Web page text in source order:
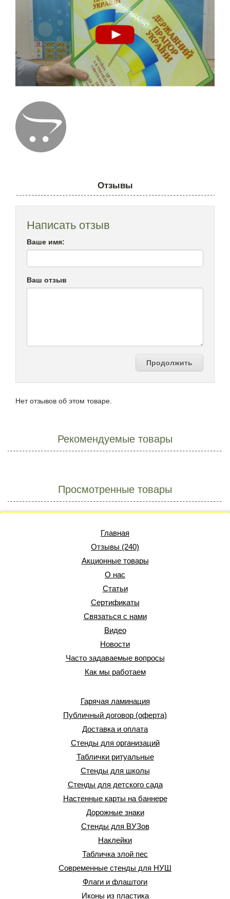
Отзывы
Написать отзыв
Ваше имя:
Ваш отзыв
Продолжить
Нет отзывов об этом товаре.
Рекомендуемые товары
Просмотренные товары
Главная
Отзывы (240)
Акционные товары
О нас
Статьи
Сертификаты
Связаться с нами
Видео
Новости
Часто задаваемые вопросы
Как мы работаем
Гарячая ламинация
Публичный договор (оферта)
Доставка и оплата
Стенды для организаций
Таблички ритуальные
Стенды для школы
Стенды для детского сада
Настенные карты на баннере
Дорожные знаки
Стенды для ВУЗов
Наклейки
Табличка злой пес
Современные стенды для НУШ
Флаги и флаштоги
Иконы из пластика